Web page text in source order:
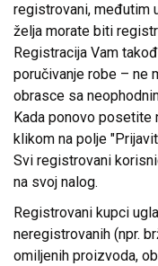
registrovani, međutim
želja morate biti
Registracija Vam
poručivanje robe – ne
obrasce sa
Kada ponovo posetite
klikom na polje
Svi registrovani
na svoj nalog.
Registrovani kupci
neregistrovanih (npr.
omiljenih proizvoda,